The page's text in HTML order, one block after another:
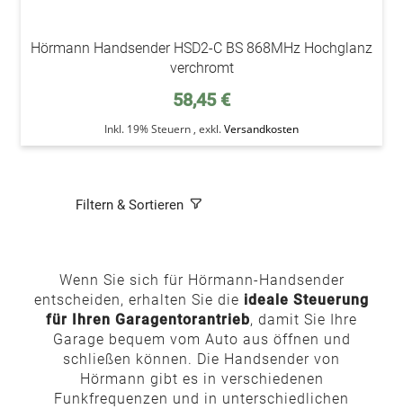
Hörmann Handsender HSD2-C BS 868MHz Hochglanz
verchromt
58,45 €
Inkl. 19% Steuern , exkl.Versandkosten
Filtern & Sortieren
Wenn Sie sich für Hörmann-Handsender
entscheiden, erhalten Sie die ideale Steuerung
für Ihren Garagentorantrieb, damit Sie Ihre
Garage bequem vom Auto aus öffnen und
schließen können. Die Handsender von
Hörmann gibt es in verschiedenen
Funkfrequenzen und in unterschiedlichen